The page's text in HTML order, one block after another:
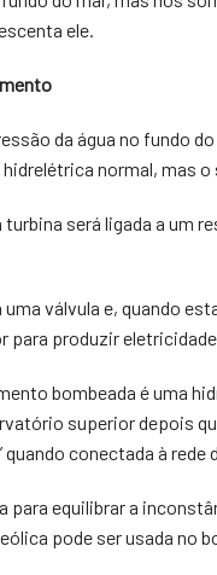
ele.
da água no fundo
normal, mas
turbina será ligada a um
válvula e, quando
para produzir
bombeada é uma
superior depois
quando conectada à rede
para equilibrar a
pode ser usada no